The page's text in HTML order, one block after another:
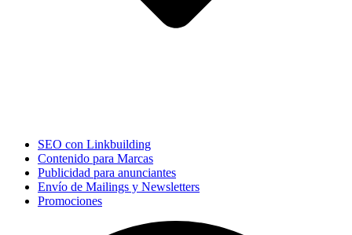
SEO con Linkbuilding
Contenido para Marcas
Publicidad para anunciantes
Envío de Mailings y Newsletters
Promociones